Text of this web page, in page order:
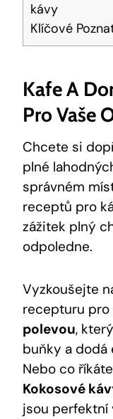
kávy
Klíčové
Kafe A
Pro Vaše
Chcete si
plné
správném
receptů pro
zážitek plný
odpoledne.
Vyzkoušejte
recepturu pro
polevou,
buňky a dodá
Nebo co
Kokosové
jsou perfektní